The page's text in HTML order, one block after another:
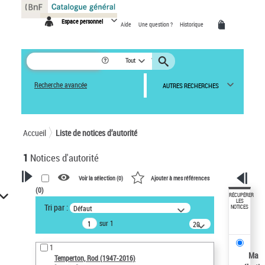
Espace personnel Aide Une question ? Historique
Tout
Recherche avancée AUTRES RECHERCHES
Accueil Liste de notices d’autorité
1 Notices d'autorité
VOTRE RECHERCHE
Recherche avancée dans les
notices d’autorité
Œuvres liées à l'auteur :
Temperton, Rod (1947-2016)
Voir la sélection (0) Ajouter à mes références
(0)
Tri par : Défaut
sur 1
20
résultats/page
1
Temperton, Rod (1947-2016)
RÉCUPÉRER
LES
NOTICES
Ma
Panneau de gestion des cookies